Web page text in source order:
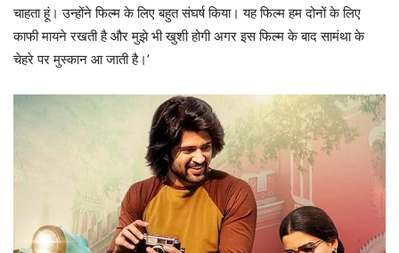
चाहता हूं। उन्होंने फिल्म के लिए बहुत संघर्ष किया। यह फिल्म हम दोनों के लिए
काफी मायने रखती है और मुझे भी खुशी होगी अगर इस फिल्म के बाद सामंथा के
चेहरे पर मुस्कान आ जाती है।’